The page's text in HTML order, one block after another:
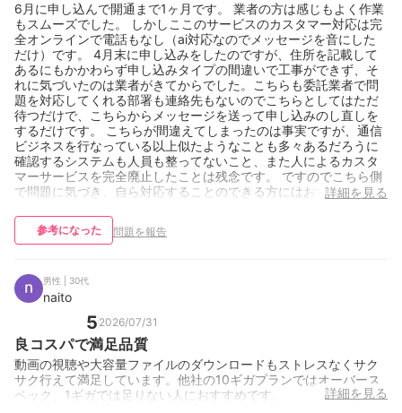
6月に申し込んで開通まで1ヶ月です。 業者の方は感じもよく作業
もスムーズでした。 しかしここのサービスのカスタマー対応は完
全オンラインで電話もなし（ai対応なのでメッセージを音にした
だけ）です。 4月末に申し込みをしたのですが、住所を記載して
あるにもかかわらず申し込みタイプの間違いで工事ができず、そ
れに気づいたのは業者がきてからでした。こちらも委託業者で問
題を対応してくれる部署も連絡先もないのでこちらとしてはただ
待つだけで、こちらからメッセージを送って申し込みのし直しを
するだけです。 こちらが間違えてしまったのは事実ですが、通信
ビジネスを行なっている以上似たようなことも多々あるだろうに
確認するシステムも人員も整ってないこと、また人によるカスタ
マーサービスを完全廃止したことは残念です。 ですのでこちら側
で問題に気づき、自ら対応することのできる方にはおすすめです
向きだと感じました。
詳細を見る
参考になった 問題を報告
男性 | 30代
naito
5 2026/07/31
良コスパで満足品質
動画の視聴や大容量ファイルのダウンロードもストレスなくサク
サク行えて満足しています。他社の10ギガプランではオーバース
ペック、1ギガでは足りない人におすすめです。
詳細を見る